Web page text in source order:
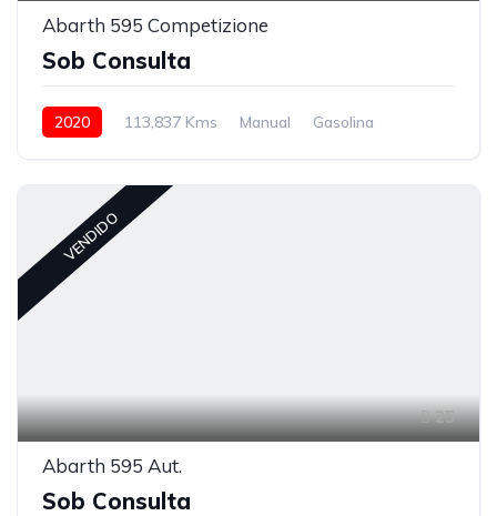
Abarth 595 Competizione
Sob Consulta
2020 113,837 Kms Manual Gasolina
VENDIDO
25
Abarth 595 Aut.
Sob Consulta